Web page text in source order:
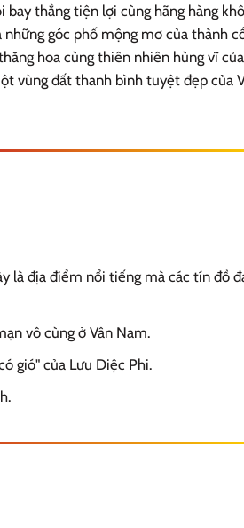
bay thẳng tiện lợi cùng hãng hàng
góc phố mộng mơ của thành
hoa cùng thiên nhiên hùng vĩ
vùng đất thanh bình tuyệt đẹp của
là địa điểm nổi tiếng mà các tín đồ
vô cùng ở Vân Nam.
gió" của Lưu Diệc Phi.